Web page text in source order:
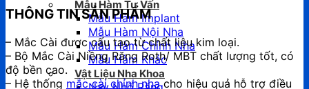
Mẫu Hàm Tư Vấn
Mẫu Hàm Implant
Mẫu Hàm Nội Nha
Mẫu Hàm Chỉnh Nha
Mẫu Hàm Khác
Vật Liệu Nha Khoa
THÔNG TIN SẢN PHẨM
– Mắc Cài được cấu tạo từ chất liệu kim loại.
– Bộ Mắc Cài Niềng Răng Roth/ MBT chất lượng tốt, có
độ bền cao.
– Hệ thống mắc cài chỉnh nhacho hiệu quả hỗ trợ điều